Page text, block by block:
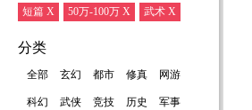
短篇 X 50万-100万 X 武术 X
分类
全部 玄幻 都市 修真 网游
科幻 武侠 竞技 历史 军事